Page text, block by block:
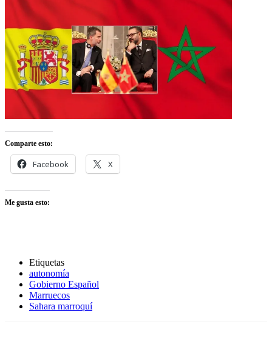
Comparte esto:
Facebook X
Me gusta esto:
Etiquetas
autonomía
Gobierno Español
Marruecos
Sahara marroquí